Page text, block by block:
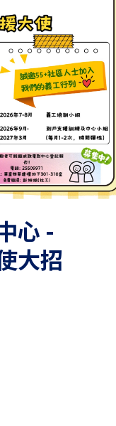
心 -
大招